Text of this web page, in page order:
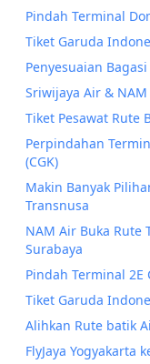
Pindah Terminal
Tiket Garuda
Penyesuaian
Sriwijaya Air &
Tiket Pesawat Rute
Perpindahan
(CGK)
Makin Banyak
Transnusa
NAM Air Buka Rute
Surabaya
Pindah Terminal 2E
Tiket Garuda
Alihkan Rute batik
FlyJaya Yogyakarta